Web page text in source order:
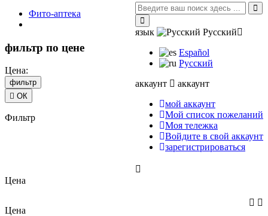
язык
Русский
Español
Русский
аккаунт
аккаунт
мой аккаунт
Мой список пожеланий
Моя тележка
Войдите в свой аккаунт
зарегистрироваться

Фито-аптека
фильтр по цене
Цена:
 ОК
Фильтр
Цена
Цена
 